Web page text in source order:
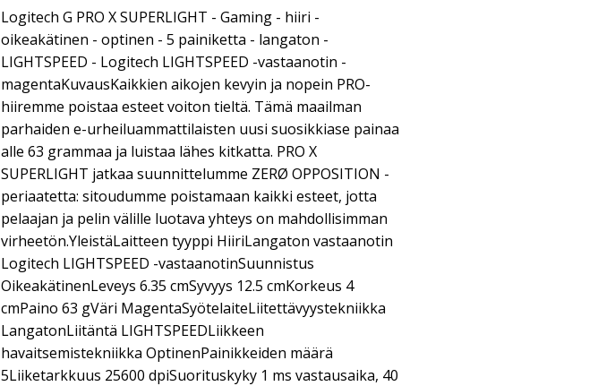
Logitech G PRO X SUPERLIGHT - Gaming - hiiri -
oikeakätinen - optinen - 5 painiketta - langaton -
LIGHTSPEED - Logitech LIGHTSPEED -vastaanotin -
magentaKuvausKaikkien aikojen kevyin ja nopein PRO-
hiiremme poistaa esteet voiton tieltä. Tämä maailman
parhaiden e-urheiluammattilaisten uusi suosikkiase painaa
alle 63 grammaa ja luistaa lähes kitkatta. PRO X
SUPERLIGHT jatkaa suunnittelumme ZERØ OPPOSITION -
periaatetta: sitoudumme poistamaan kaikki esteet, jotta
pelaajan ja pelin välille luotava yhteys on mahdollisimman
virheetön.YleistäLaitteen tyyppi HiiriLangaton vastaanotin
Logitech LIGHTSPEED -vastaanotinSuunnistus
OikeakätinenLeveys 6.35 cmSyvyys 12.5 cmKorkeus 4
cmPaino 63 gVäri MagentaSyötelaiteLiitettävyystekniikka
LangatonLiitäntä LIGHTSPEEDLiikkeen
havaitsemistekniikka OptinenPainikkeiden määrä
5Liiketarkkuus 25600 dpiSuorituskyky 1 ms vastausaika, 40